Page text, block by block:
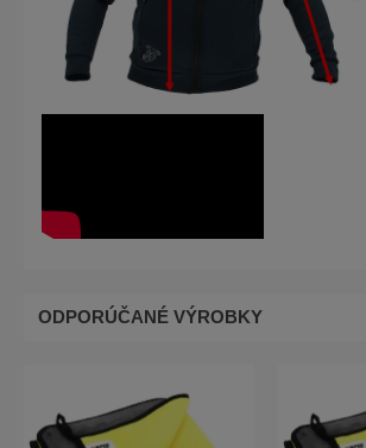
ODPORÚČANÉ VÝROBKY
NA DOTAZ